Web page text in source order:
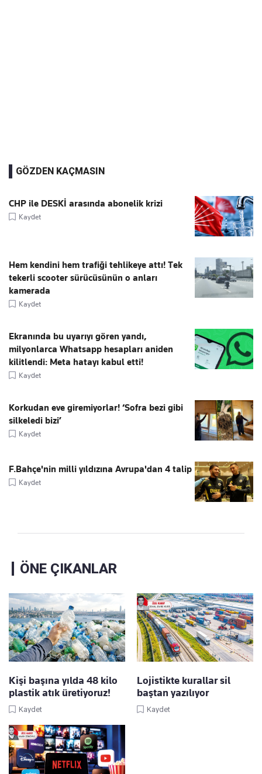
GÖZDEN KAÇMASIN
CHP ile DESKİ arasında abonelik krizi
Kaydet
Hem kendini hem trafiği tehlikeye attı! Tek
tekerli scooter sürücüsünün o anları
kamerada
Kaydet
Ekranında bu uyarıyı gören yandı,
milyonlarca Whatsapp hesapları aniden
kilitlendi: Meta hatayı kabul etti!
Kaydet
Korkudan eve giremiyorlar! ‘Sofra bezi gibi
silkeledi bizi’
Kaydet
F.Bahçe'nin milli yıldızına Avrupa'dan 4 talip
Kaydet
ÖNE ÇIKANLAR
Kişi başına yılda 48 kilo
plastik atık üretiyoruz!
Kaydet
Lojistikte kurallar sil
baştan yazılıyor
Kaydet